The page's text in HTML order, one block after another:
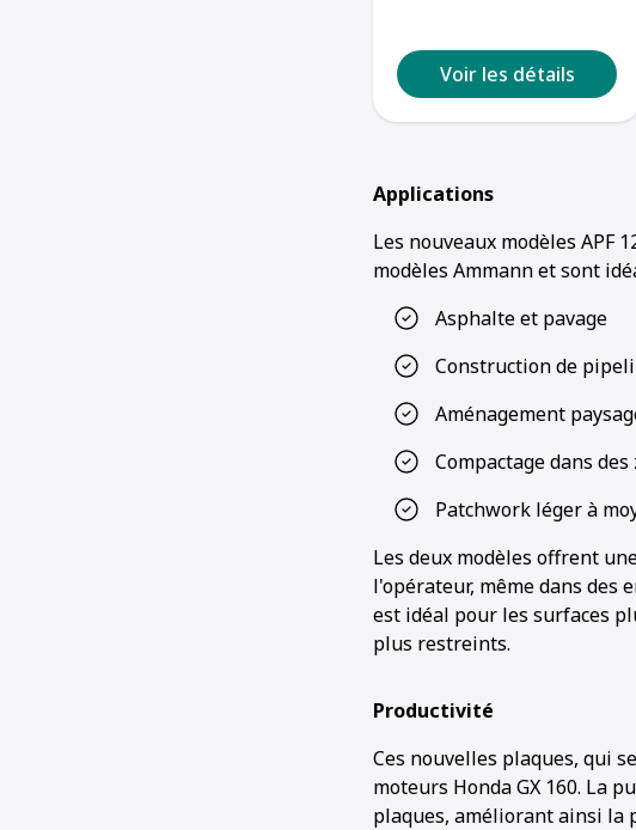
Voir les détails
Applications
Les nouveaux modèles APF
modèles Ammann et sont
Asphalte et pavage
Construction de
Aménagement
Compactage dans
Patchwork léger à
Les deux modèles offrent
l'opérateur, même dans des
est idéal pour les surfaces
plus restreints.
Productivité
Ces nouvelles plaques, qui
moteurs Honda GX 160. La
plaques, améliorant ainsi la